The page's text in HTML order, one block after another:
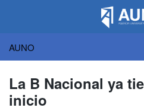
AUNO
contenido
La B Nacional ya
inicio